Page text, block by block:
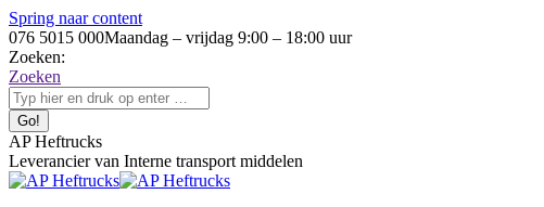
Spring naar content
076 5015 000Maandag – vrijdag 9:00 – 18:00 uur
Zoeken:
Zoeken
AP Heftrucks
Leverancier van Interne transport middelen